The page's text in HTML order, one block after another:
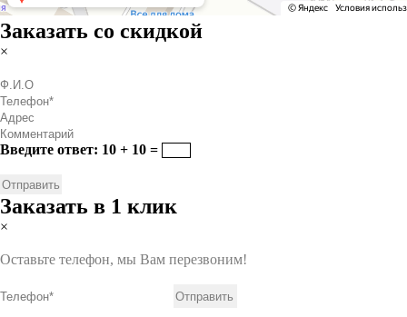
Заказать со скидкой
×
Введите ответ: 10 + 10 =
Заказать в 1 клик
×
Оставьте телефон, мы Вам перезвоним!